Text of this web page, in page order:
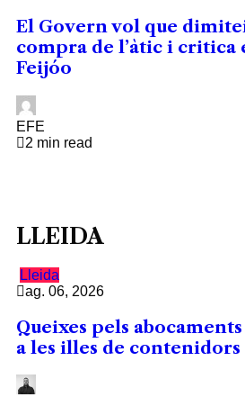
El Govern vol que
compra de l’àtic i critica
Feijóo
EFE
2 min read
LLEIDA
Lleida
ag. 06, 2026
Queixes pels
a les illes de contenidors